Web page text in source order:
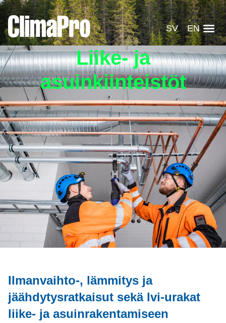
SV EN
Liike- ja
asuinkiinteistöt
Ilmanvaihto-, lämmitys ja
jäähdytysratkaisut sekä lvi-urakat
liike- ja asuinrakentamiseen